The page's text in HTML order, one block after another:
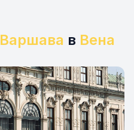
Варшава в Вена